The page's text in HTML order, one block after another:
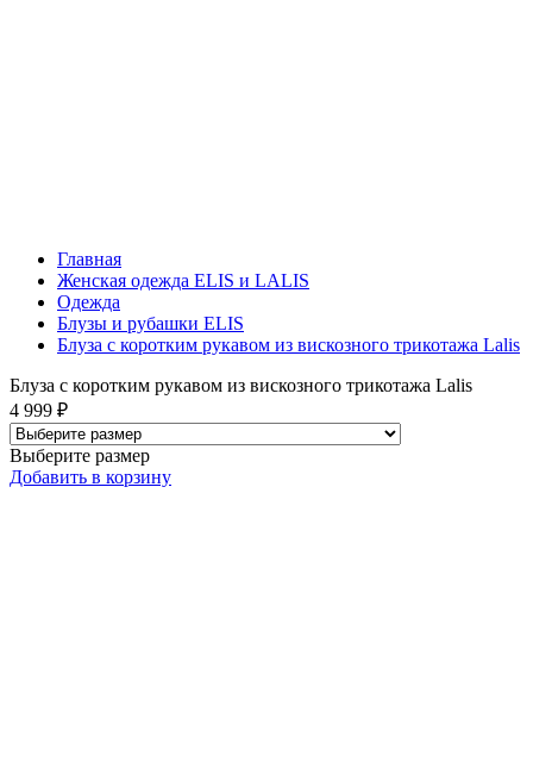
Главная
Женская одежда ELIS и LALIS
Одежда
Блузы и рубашки ELIS
Блуза с коротким рукавом из вискозного трикотажа Lalis
Блуза с коротким рукавом из вискозного трикотажа Lalis
4 999 ₽
Выберите размер
Добавить в корзину